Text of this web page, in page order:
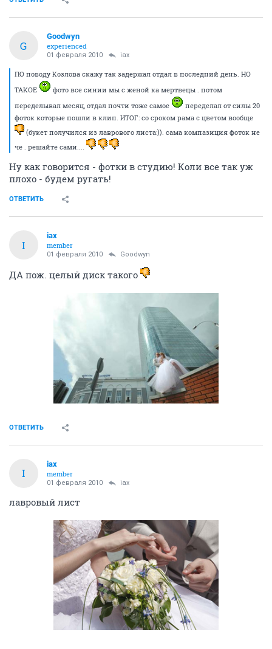
G
Goodwyn
experienced
01 февраля 2010 iax
ПО поводу Козлова скажу так задержал отдал в последний день. НО
ТАКОЕ
фото все синии мы с женой ка мертвецы . потом
переделывал месяц, отдал почти тоже самое
переделал от силы 20
фоток которые пошли в клип. ИТОГ: со сроком рама с цветом вообще
(букет получился из лаврового листа:)). сама компазиция фоток не
че . решайте сами....
Ну как говорится - фотки в студию! Коли все так уж
плохо - будем ругать!
ОТВЕТИТЬ
I
iax
member
01 февраля 2010 Goodwyn
ДА пож. целый диск такого
ОТВЕТИТЬ
I
iax
member
01 февраля 2010 iax
лавровый лист